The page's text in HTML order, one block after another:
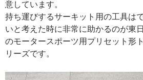
意しています。
持ち運びするサーキット用の工具は
いと考えた時に非常に助かるのが東
のモータースポーツ用プリセット形
リーズです。